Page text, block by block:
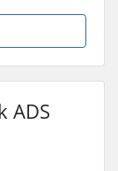
ADS